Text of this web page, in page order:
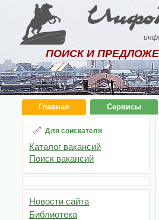
ПОИСК И
Главная Сервисы
Для соискателя
Каталог вакансий
Поиск вакансий
Новости сайта
Библиотека